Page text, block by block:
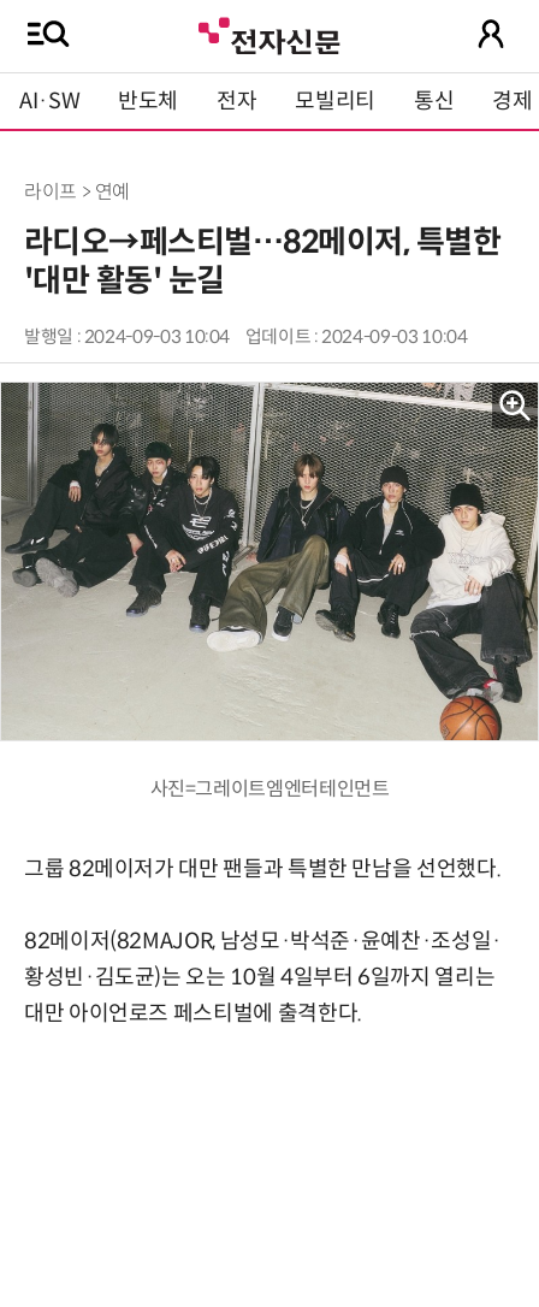
AI·SW 반도체 전자 모빌리티 통신 경제
라이프 > 연예
라디오→페스티벌…82메이저, 특별한
'대만 활동' 눈길
발행일 : 2024-09-03 10:04 업데이트 : 2024-09-03 10:04
사진=그레이트엠엔터테인먼트
그룹 82메이저가 대만 팬들과 특별한 만남을 선언했다.
82메이저(82MAJOR, 남성모·박석준·윤예찬·조성일·
황성빈·김도균)는 오는 10월 4일부터 6일까지 열리는
대만 아이언로즈 페스티벌에 출격한다.